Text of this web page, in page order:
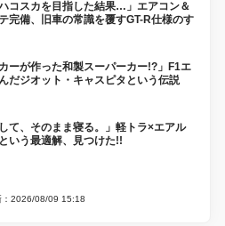
ハコスカを目指した結果…」エアコン＆
完備、旧車の常識を覆すGT-R仕様のす
カーが作った和製スーパーカー!?」F1エ
だジオット・キャスピタという伝説
して、そのまま寝る。」軽トラ×エアル
いう最適解、見つけた!!
：2026/08/09 15:18